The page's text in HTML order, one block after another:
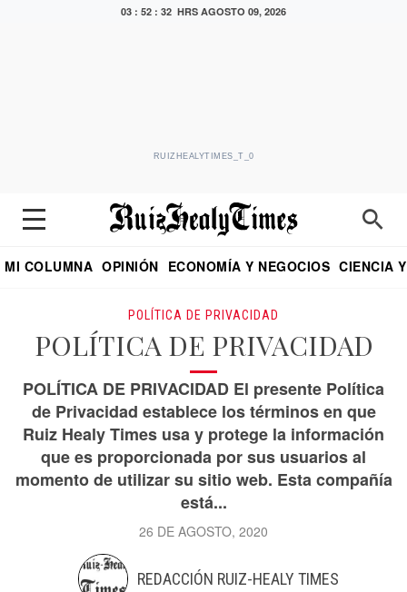
03 : 52 : 33 HRS AGOSTO 09, 2026
RUIZHEALYTIMES_T_0
MI COLUMNA OPINIÓN ECONOMÍA Y NEGOCIOS CIENCIA
POLÍTICA DE PRIVACIDAD
POLÍTICA DE PRIVACIDAD
POLÍTICA DE PRIVACIDAD El presente Política
de Privacidad establece los términos en que
Ruiz Healy Times usa y protege la información
que es proporcionada por sus usuarios al
momento de utilizar su sitio web. Esta compañía
está...
26 DE AGOSTO, 2020
REDACCIÓN RUIZ-HEALY TIMES